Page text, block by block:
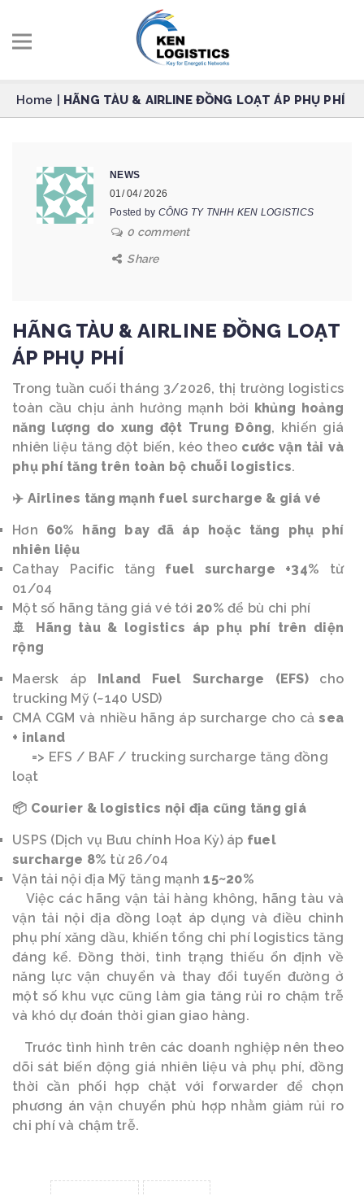
Home HÃNG TÀU & AIRLINE ĐỒNG LOẠT ÁP PHỤ PHÍ
NEWS
01/ 04/ 2026
Posted by CÔNG TY TNHH KEN LOGISTICS
0 comment
Share
HÃNG TÀU & AIRLINE ĐỒNG LOẠT
ÁP PHỤ PHÍ
Trong tuần cuối tháng 3/2026, thị trường logistics
toàn cầu chịu ảnh hưởng mạnh bởi khủng hoảng
năng lượng do xung đột Trung Đông, khiến giá
nhiên liệu tăng đột biến, kéo theo cước vận tải và
phụ phí tăng trên toàn bộ chuỗi logistics.
✈️ Airlines tăng mạnh fuel surcharge & giá vé
Hơn 60% hãng bay đã áp hoặc tăng phụ phí
nhiên liệu
Cathay Pacific tăng fuel surcharge +34% từ
01/04
Một số hãng tăng giá vé tới 20% để bù chi phí
🚢
Hãng tàu & logistics áp phụ phí trên diện
rộng
Maersk áp Inland Fuel Surcharge (EFS)cho
trucking Mỹ (~140 USD)
CMA CGM và nhiều hãng áp surcharge cho cảsea
+ inland
=> EFS / BAF / trucking surcharge tăng đồng
loạt
📦 Courier & logistics nội địa cũng tăng giá
USPS (Dịch vụ Bưu chính Hoa Kỳ) áp fuel
surcharge 8% từ 26/04
Vận tải nội địa Mỹ tăng mạnh15~20%
Việc các hãng vận tải hàng không, hãng tàu và
vận tải nội địa đồng loạt áp dụng và điều chỉnh
phụ phí xăng dầu, khiến tổng chi phí logistics tăng
đáng kể. Đồng thời, tình trạng thiếu ổn định về
năng lực vận chuyển và thay đổi tuyến đường ở
một số khu vực cũng làm gia tăng rủi ro chậm trễ
và khó dự đoán thời gian giao hàng.
Trước tình hình trên các doanh nghiệp nên theo
dõi sát biến động giá nhiên liệu và phụ phí, đồng
thời cần phối hợp chặt với forwarder để chọn
phương án vận chuyển phù hợp nhằm giảm rủi ro
chi phí và chậm trễ.